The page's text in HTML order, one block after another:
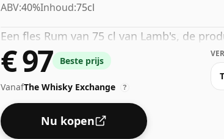
ABV:40%Inhoud:75cl
Een fles Rum van 75 cl van Lamb's, de
€ 97 Beste prijs
VanafThe Whisky Exchange ?
Nu kopen